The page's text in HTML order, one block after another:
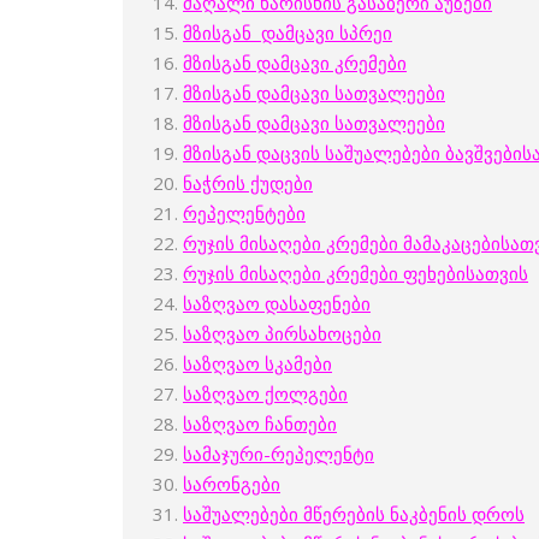
მზისგან დამცავი სპრეი
მზისგან დამცავი კრემები
მზისგან დამცავი სათვალეები
მზისგან დამცავი სათვალეები
მზისგან დაცვის საშუალებები
ნაჭრის ქუდები
რეპელენტები
რუჯის მისაღები კრემები
რუჯის მისაღები კრემები ფეხებისათვის
საზღვაო დასაფენები
საზღვაო პირსახოცები
საზღვაო სკამები
საზღვაო ქოლგები
საზღვაო ჩანთები
სამაჯური-რეპელენტი
სარონგები
საშუალებები მწერების ნაკბენის დროს